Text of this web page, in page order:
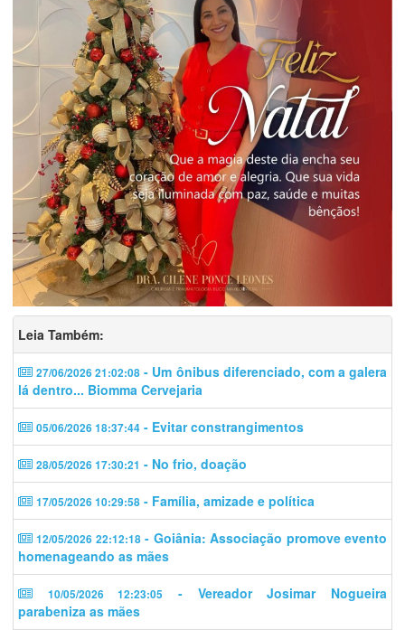
Leia Também:
27/06/2026 21:02:08 - Um ônibus diferenciado, com a galera
lá dentro... Biomma Cervejaria
05/06/2026 18:37:44 - Evitar constrangimentos
28/05/2026 17:30:21 - No frio, doação
17/05/2026 10:29:58 - Família, amizade e política
12/05/2026 22:12:18- Goiânia: Associação promove evento
homenageando as mães
10/05/2026 12:23:05
- Vereador Josimar Nogueira
parabeniza as mães